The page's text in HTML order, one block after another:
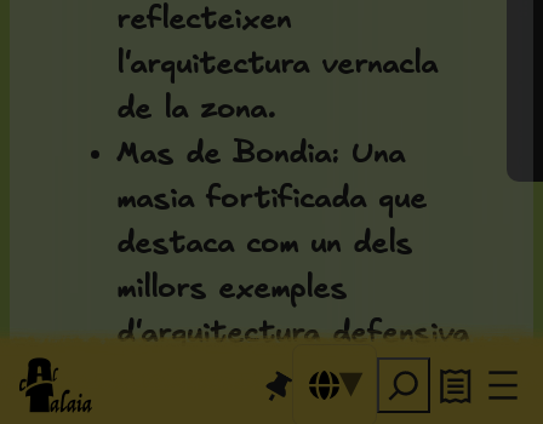
reflecteixen
l'arquitectura vernacla
de la zona.
Mas de Bondia: Una
masia fortificada que
destaca com un dels
millors exemples
d'arquitectura defensiva
rural de la comarca dels